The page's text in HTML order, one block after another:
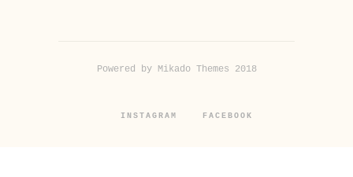
Powered by Mikado Themes 2018
INSTAGRAM FACEBOOK